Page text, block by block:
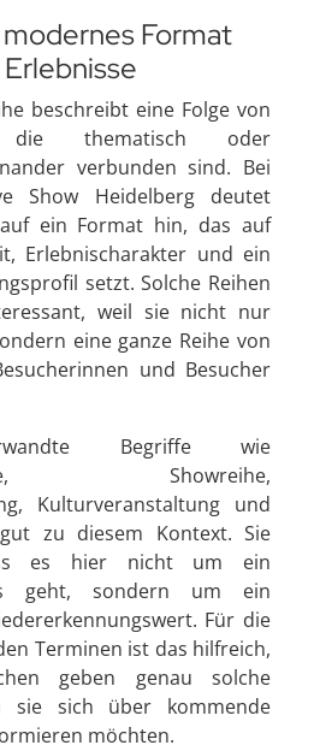
Format
beschreibt eine Folge von
die thematisch oder
verbunden sind. Bei
Show Heidelberg deutet
ein Format hin, das auf
Erlebnischarakter und ein
setzt. Solche Reihen
weil sie nicht nur
eine ganze Reihe von
und Besucher
Begriffe wie
Showreihe,
Kulturveranstaltung und
zu diesem Kontext. Sie
es hier nicht um ein
geht, sondern um ein
Für die
Terminen ist das hilfreich,
geben genau solche
sie sich über kommende
möchten.